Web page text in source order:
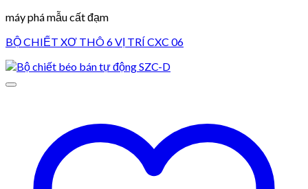
máy phá mẫu cất đạm
BỘ CHIẾT XƠ THÔ 6 VỊ TRÍ CXC 06